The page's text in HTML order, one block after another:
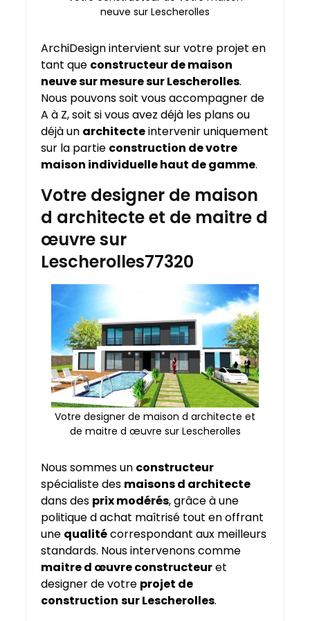
neuve sur Lescherolles
ArchiDesign intervient sur votre projet en
tant que constructeur de maison
neuve sur mesure surLescherolles.
Nous pouvons soit vous accompagner de
A à Z, soit si vous avez déjà les plans ou
déjà un architecteintervenir uniquement
sur la partie construction de votre
maison individuelle haut de gamme.
Votre designer de maison
d architecte et de maitre d
œuvre sur
Lescherolles77320
Votre designer de maison d architecte et
de maitre d œuvre sur Lescherolles
Nous sommes un constructeur
spécialiste des maisons d architecte
dans des prix modérés, grâce à une
politique d achat maîtrisé tout en offrant
une qualitécorrespondant aux meilleurs
standards. Nous intervenons comme
maitre d œuvre constructeuret
designer de votre projet de
construction sur Lescherolles.